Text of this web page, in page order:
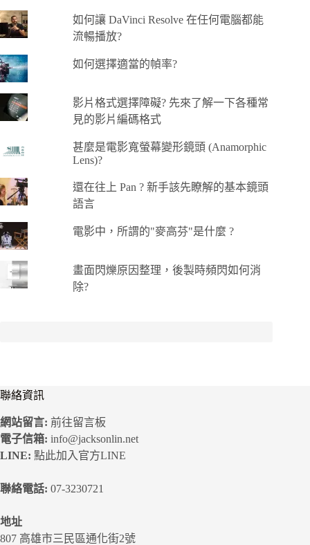
如何讓 DaVinci Resolve 在任何電腦都能
流暢播放?
如何選擇適當的幀率?
影片格式選擇障礙? 先來了解一下各種常
見的影片編碼格式
甚麼是電影寬螢幕變形鏡頭 (Anamorphic
Lens)?
還在往上 Pan ? 新手該先瞭解的基本鏡頭
語言
電影中，所謂的"麥高芬"是什麼 ?
畫面閃爍原因整理，後製時頻閃如何消
除?
聯絡資訊
網站留言: 前往留言板
電子信箱: info@jacksonlin.net
LINE: 點此加入官方LINE
聯絡電話: 07-3230721
地址
807 高雄市三民區通化街2號